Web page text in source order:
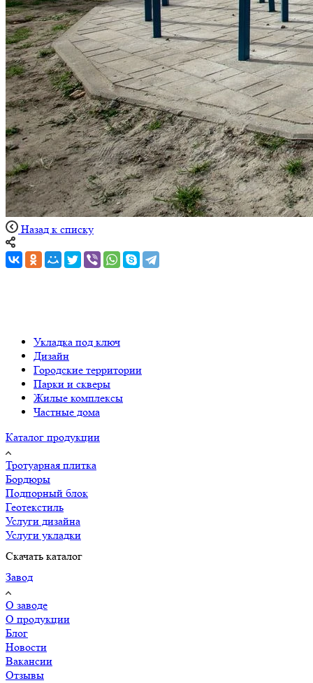
Назад к списку
Укладка под ключ
Дизайн
Городские территории
Парки и скверы
Жилые комплексы
Частные дома
Каталог продукции
Тротуарная плитка
Бордюры
Подпорный блок
Геотекстиль
Услуги дизайна
Услуги укладки
Скачать каталог
Завод
О заводе
О продукции
Блог
Новости
Вакансии
Отзывы